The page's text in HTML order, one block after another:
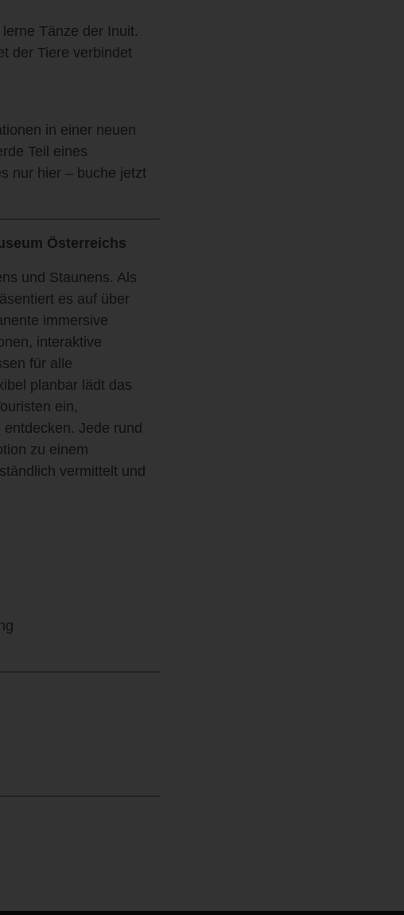
Tänze der Inuit.
der Tiere verbindet
in einer neuen
Teil eines
nur hier – buche jetzt
Österreichs
und Staunens. Als
es auf über
immersive
interaktive
für alle
planbar lädt das
ein,
Jede rund
zu einem
vermittelt und